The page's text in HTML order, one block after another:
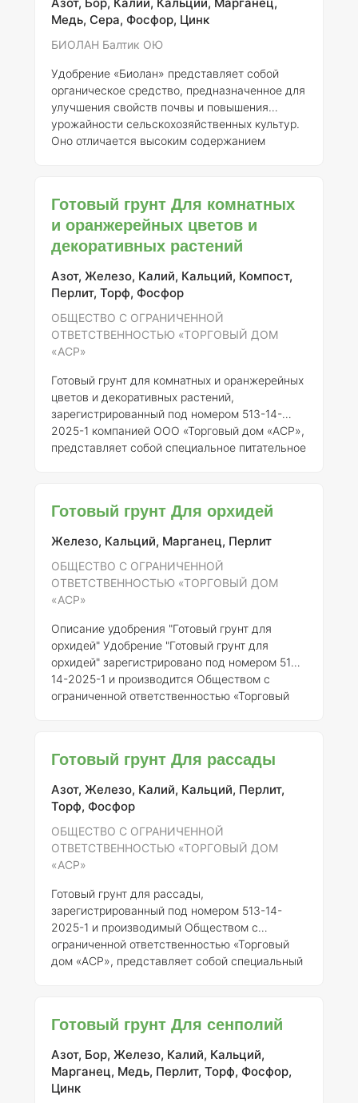
себя основные макро- и микроэлементы,
необходимые для роста и развития растений.
Обычно такие удобрения содержат след
Медь, Сера, Фосфор, Цинк
БИОЛАН Балтик ОЮ
Удобрение «Биолан» представляет собой
органическое средство, предназначенное для
улучшения свойств почвы и повышения
урожайности сельскохозяйственных культур.
Оно отличается высоким содержанием
— это органоминеральное удобрение, которое
производится на основе переработанных
растительных остатков и природных
минеральных компонентов. Удобрение
способствует улучшению структуры почвы,
увеличивает ее водоудерживающую
Готовый грунт Для комнатных
и оранжерейных цветов и
декоративных растений
Азот, Железо, Калий, Кальций, Компост,
Перлит, Торф, Фосфор
ОБЩЕСТВО С ОГРАНИЧЕННОЙ
ОТВЕТСТВЕННОСТЬЮ «ТОРГОВЫЙ ДОМ
«АСР»
Готовый грунт для комнатных и оранжерейных
цветов и декоративных растений,
зарегистрированный под номером 513-14-
2025-1 компанией ООО «Торговый дом «АСР»,
представляет собой специальное питательное
ограниченного пространства, таких как
продукта Готовый грунт разработан с учетом
потребностей декоративных растений и
включает в себя сбалансированный состав
органических и минеральных компонентов, что
Готовый грунт Для орхидей
Железо, Кальций, Марганец, Перлит
ОБЩЕСТВО С ОГРАНИЧЕННОЙ
ОТВЕТСТВЕННОСТЬЮ «ТОРГОВЫЙ ДОМ
«АСР»
Описание удобрения "Готовый грунт для
орхидей"Удобрение "Готовый грунт для
орхидей" зарегистрировано под номером 513-
14-2025-1 и производится Обществом с
ограниченной ответственностью «Торговый
условия для их роста и цветения.Состав
для орхидей содержит следующие
компоненты: 1.Субстрат на основе коры
деревьев(основной компонент) – 50-60% -
Обеспечивает дренаж и аэрацию к
Готовый грунт Для рассады
Азот, Железо, Калий, Кальций, Перлит,
Торф, Фосфор
ОБЩЕСТВО С ОГРАНИЧЕННОЙ
ОТВЕТСТВЕННОСТЬЮ «ТОРГОВЫЙ ДОМ
«АСР»
Готовый грунт для рассады,
зарегистрированный под номером 513-14-
2025-1 и производимый Обществом с
ограниченной ответственностью «Торговый
дом «АСР», представляет собой специальный
с учетом потребностей растений на стадии
оптимальное развитие и высокую
урожайность. ### Описание Готовый грунт
для рассады представляет собой
Готовый грунт Для сенполий
Азот, Бор, Железо, Калий, Кальций,
Марганец, Медь, Перлит, Торф, Фосфор,
Цинк